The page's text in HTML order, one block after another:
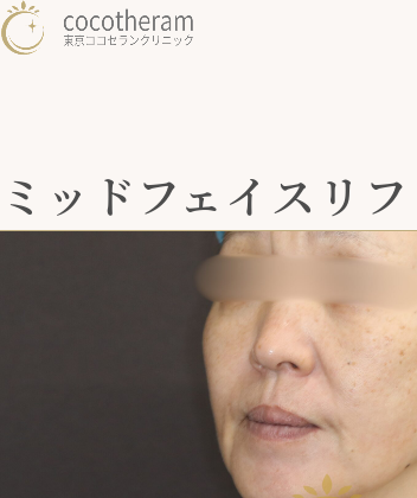
ミッドフェイスリ